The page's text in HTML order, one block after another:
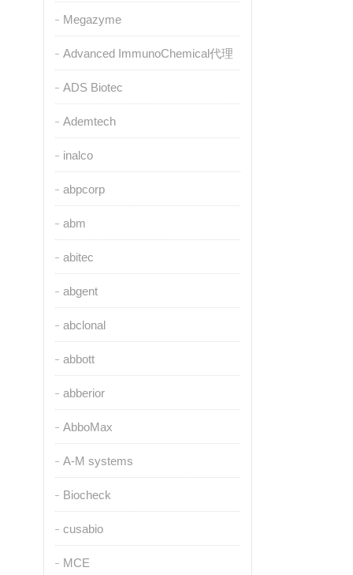
Megazyme
Advanced ImmunoChemical代理
ADS Biotec
Ademtech
inalco
abpcorp
abm
abitec
abgent
abclonal
abbott
abberior
AbboMax
A-M systems
Biocheck
cusabio
MCE